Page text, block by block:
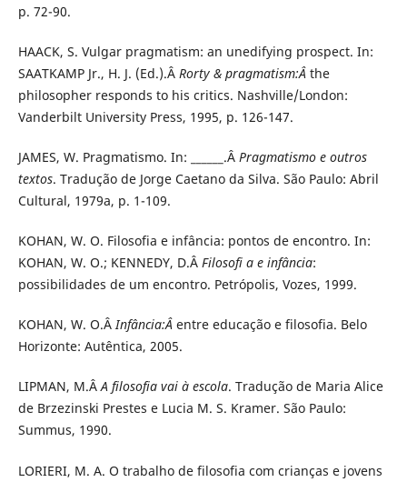
p. 72-90.
HAACK, S. Vulgar pragmatism: an unedifying prospect. In:
SAATKAMP Jr., H. J. (Ed.).Â Rorty & pragmatism:Â the
philosopher responds to his critics. Nashville/London:
Vanderbilt University Press, 1995, p. 126-147.
JAMES, W. Pragmatismo. In: ______.Â Pragmatismo e outros
textos. Tradução de Jorge Caetano da Silva. São Paulo: Abril
Cultural, 1979a, p. 1-109.
KOHAN, W. O. Filosofia e infância: pontos de encontro. In:
KOHAN, W. O.; KENNEDY, D.Â Filosofi a e infância:
possibilidades de um encontro. Petrópolis, Vozes, 1999.
KOHAN, W. O.ÂInfância:Â entre educação e filosofia. Belo
Horizonte: Autêntica, 2005.
LIPMAN, M.ÂA filosofia vai à escola. Tradução de Maria Alice
de Brzezinski Prestes e Lucia M. S. Kramer. São Paulo:
Summus, 1990.
LORIERI, M. A. O trabalho de filosofia com crianças e jovens